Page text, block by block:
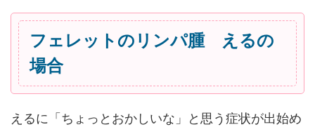
フェレットのリンパ腫 えるの
場合
えるに「ちょっとおかしいな」と思う症状が出始め